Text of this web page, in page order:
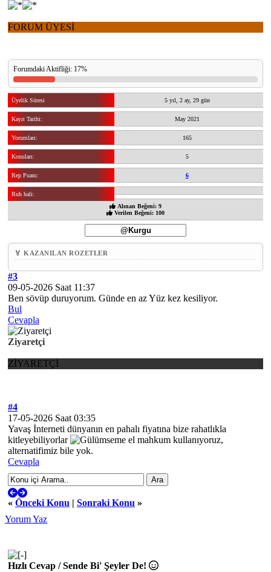
FORUM ÜYESİ
Forumdaki Aktifliği: 17%
Üyelik Süresi 5 yıl, 2 ay, 29 gün
Kayıt Tarihi: May 2021
Yorumları: 165
Konuları: 5
Rep Puanı: 6
Ruh hali:
Alınan Beğeni: 9
Verilen Beğeni: 100
🏅 KAZANILAN ROZETLER
#3
09-05-2026 Saat 11:37
Ben sövüp duruyorum. Günde en az Yüz kez kesiliyor.
Bul
Cevapla
Ziyaretçi
ZİYARETÇİ
#4
17-05-2026 Saat 03:35
Yavaş İnterneti dünyanın en pahalı fiyatına bize rahatlıkla
kitleyebiliyorlar
el mahkum kullanıyoruz,
alternatifimiz bile yok.
Cevapla
« Önceki Konu | Sonraki Konu »
Yorum Yaz
Hızlı Cevap / Sende Bi' Şeyler De!